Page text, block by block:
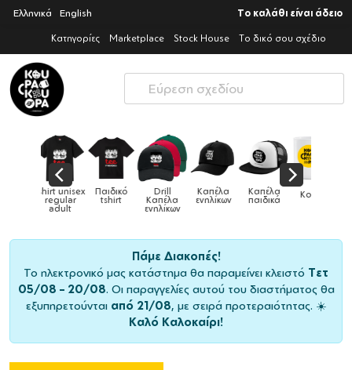
Ελληνικά English Το καλάθι είναι άδειο
Κατηγορίες Marketplace Stock House Το δικό σου σχέδιο
Drill
Καπέλα
ενηλίκων
Καπέλα
ενηλίκων
Καπέλα
παιδικά Κούπες Κούπες
ειδικές
Πάμε Διακοπές!
Το ηλεκτρονικό μας κατάστημα θα παραμείνει κλειστό Τετ
05/08 – 20/08. Οι παραγγελίες αυτού του διαστήματος θα
εξυπηρετούνται από 21/08, με σειρά προτεραιότητας. ☀️
Καλό Καλοκαίρι!